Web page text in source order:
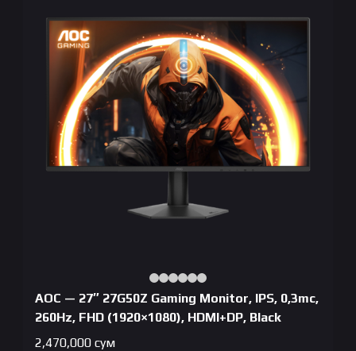
AOC — 27″ 27G50Z Gaming Monitor, IPS, 0,3mc,
260Hz, FHD (1920×1080), HDMI+DP, Black
2,470,000 сум